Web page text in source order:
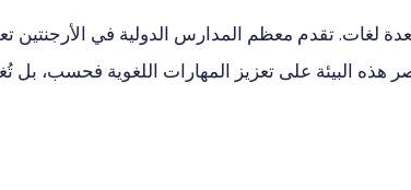
تقدم معظم المدارس الدولية في الأرجنتين
هذه البيئة على تعزيز المهارات اللغوية فحسب، بل